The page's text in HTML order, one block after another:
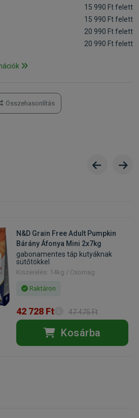
15 990 Ft felett
15 990 Ft felett
20 990 Ft felett
20 990 Ft felett
Összehasonlítás
N&D Grain Free Adult Pumpkin
Bárány Áfonya Mini 2x7kg
gabonamentes táp kutyáknak
sütőtökkel
Kiszerelés: 14kg / Csomag
Raktáron
42 728 Ft 47 475 Ft
Kosárba